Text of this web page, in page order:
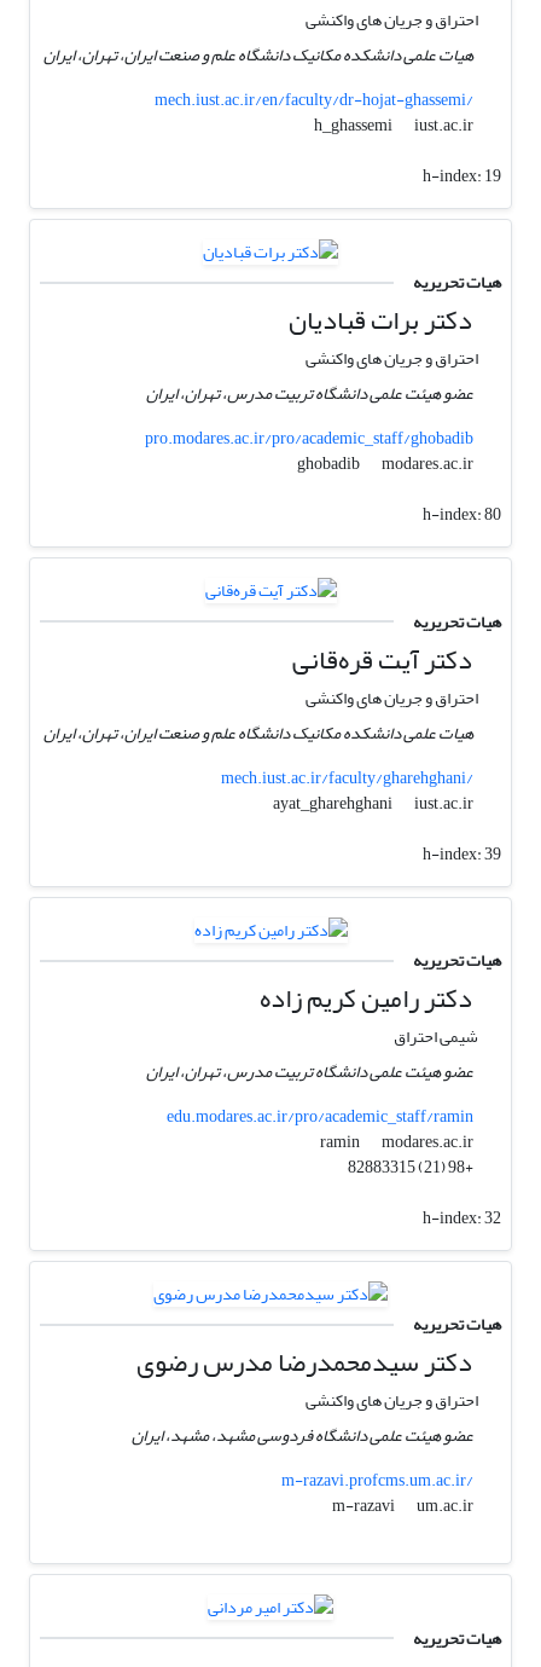
احتراق و جریان های واکنشی
هیات علمی دانشکده مکانیک دانشگاه علم و صنعت ایران، تهران، ایران
mech.iust.ac.ir/en/faculty/dr-hojat-ghassemi/
h_ghassemi
iust.ac.ir
h-index:19
هیات تحریریه
دکتر برات قبادیان
احتراق و جریان های واکنشی
عضو هیئت علمی دانشگاه تربیت مدرس، تهران، ایران
pro.modares.ac.ir/pro/academic_staff/ghobadib
ghobadib
modares.ac.ir
h-index:80
هیات تحریریه
دکتر آیت قره‌قانی
احتراق و جریان های واکنشی
هیات علمی دانشکده مکانیک دانشگاه علم و صنعت ایران، تهران، ایران
mech.iust.ac.ir/faculty/gharehghani/
ayat_gharehghani
iust.ac.ir
h-index:39
هیات تحریریه
دکتر رامین کریم زاده
شیمی احتراق
عضو هیئت علمی دانشگاه تربیت مدرس، تهران، ایران
edu.modares.ac.ir/pro/academic_staff/ramin
ramin
modares.ac.ir
+98 (21) 82883315
h-index:32
هیات تحریریه
دکتر سیدمحمدرضا مدرس رضوی
احتراق و جریان های واکنشی
عضو هیئت علمی دانشگاه فردوسی مشهد، مشهد، ایران
m-razavi.profcms.um.ac.ir/
m-razavi
um.ac.ir
هیات تحریریه